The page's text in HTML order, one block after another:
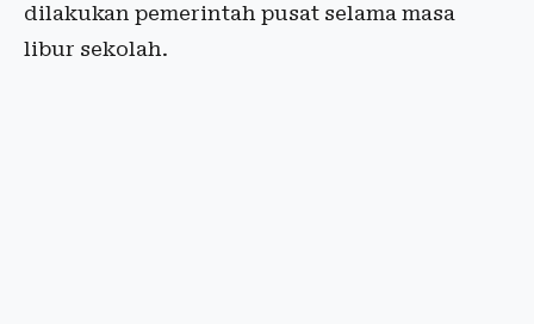
dilakukan pemerintah pusat selama masa
libur sekolah.